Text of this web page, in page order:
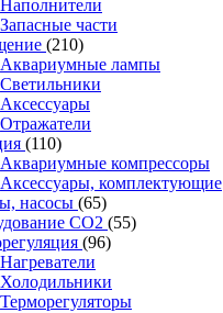
Наполнители
Запасные части
(210)
Аквариумные лампы
Светильники
Аксессуары
Отражатели
(110)
Аквариумные компрессоры
Аксессуары, комплектующие
насосы (65)
CO2 (55)
(96)
Нагреватели
Холодильники
Терморегуляторы